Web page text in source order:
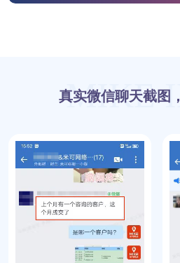
MIKE
真实微信聊天截图